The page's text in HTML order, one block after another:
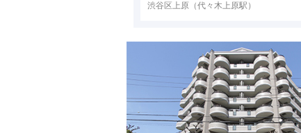
渋谷区上原 （代々木上原駅）